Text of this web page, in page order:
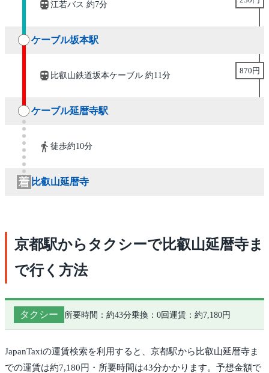
江若バス 約7分
ケーブル坂本駅
比叡山鉄道坂本ケーブル 約11分
870円
ケーブル延暦寺駅
徒歩約10分
比叡山延暦寺
京都駅からタクシーで比叡山延暦寺ま
で行く方法
タクシー 所要時間：約43分乗換：0回 運賃：約7,180円
JapanTaxiの運賃検索を利用すると、京都駅から比叡山延暦寺ま
での運賃は約7,180円・所要時間は43分かかります。予想金額で